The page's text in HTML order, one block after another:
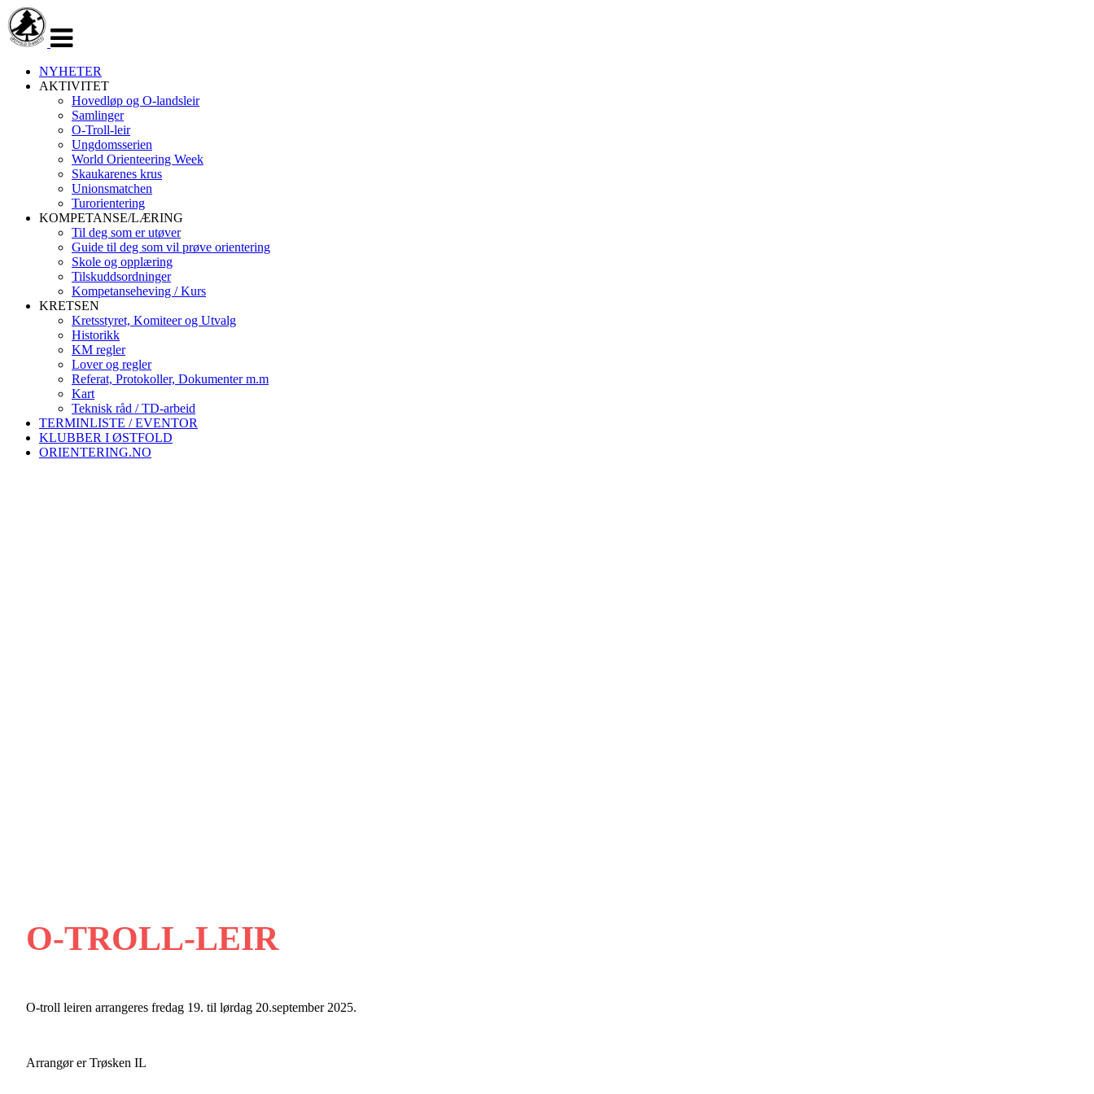
navigasjon
NYHETER
AKTIVITET
Hovedløp og O-landsleir
Samlinger
O-Troll-leir
Ungdomsserien
World Orienteering Week
Skaukarenes krus
Unionsmatchen
Turorientering
KOMPETANSE/LÆRING
Til deg som er utøver
Guide til deg som vil prøve orientering
Skole og opplæring
Tilskuddsordninger
Kompetanseheving / Kurs
KRETSEN
Kretsstyret, Komiteer og Utvalg
Historikk
KM regler
Lover og regler
Referat, Protokoller, Dokumenter m.m
Kart
Teknisk råd / TD-arbeid
TERMINLISTE / EVENTOR
KLUBBER I ØSTFOLD
ORIENTERING.NO
O-TROLL-LEIR
O-troll leiren arrangeres fredag 19. til lørdag 20.september 2025.
Arrangør er Trøsken IL